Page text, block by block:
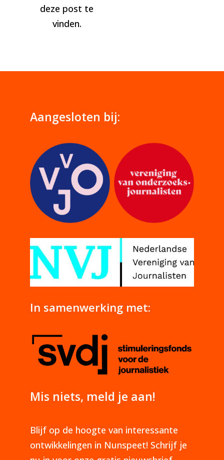
deze post te
vinden.
Aangesloten bij:
In samenwerking met:
Mis niets, meld je aan!
Blijf op de hoogte van interessante
ontwikkelingen in Nunspeet! Schrijf je